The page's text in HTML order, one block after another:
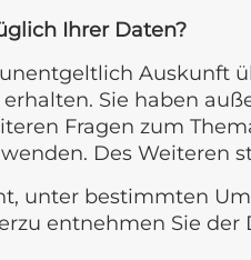
Ihrer Daten?
Auskunft
Sie haben
Fragen zum
Des Weiteren
unter bestimmten
entnehmen Sie